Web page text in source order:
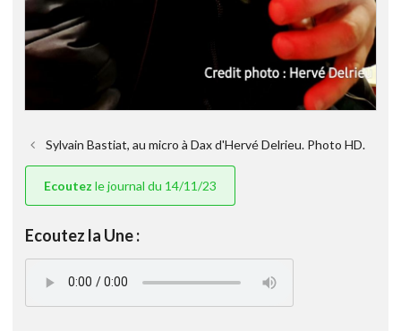
Sylvain Bastiat, au micro à Dax d'Hervé Delrieu. Photo HD.
Ecoutez le journal du 14/11/23
Ecoutez la Une :